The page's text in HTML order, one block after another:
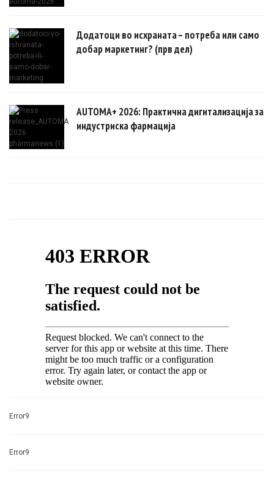
Додатоци во исхраната – потреба или само
добар маркетинг? (прв дел)
AUTOMA+ 2026: Практична дигитализација за
индустриска фармација
Error9
Error9